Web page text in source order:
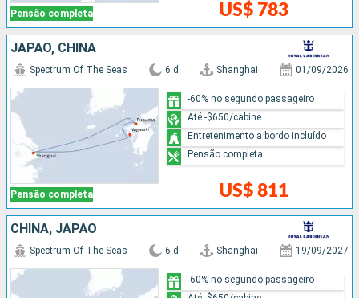
Pensão completa US$ 783
JAPÃO, CHINA
Pensão completa
Spectrum Of The Seas 6 d Shanghai 01/09/2026
US$ 811
-60% no segundo passageiro
Até -$650/cabine
Entretenimento a bordo incluído
Pensão completa
CHINA, JAPÃO
Spectrum Of The Seas 6 d Shanghai 19/09/2027
-60% no segundo passageiro